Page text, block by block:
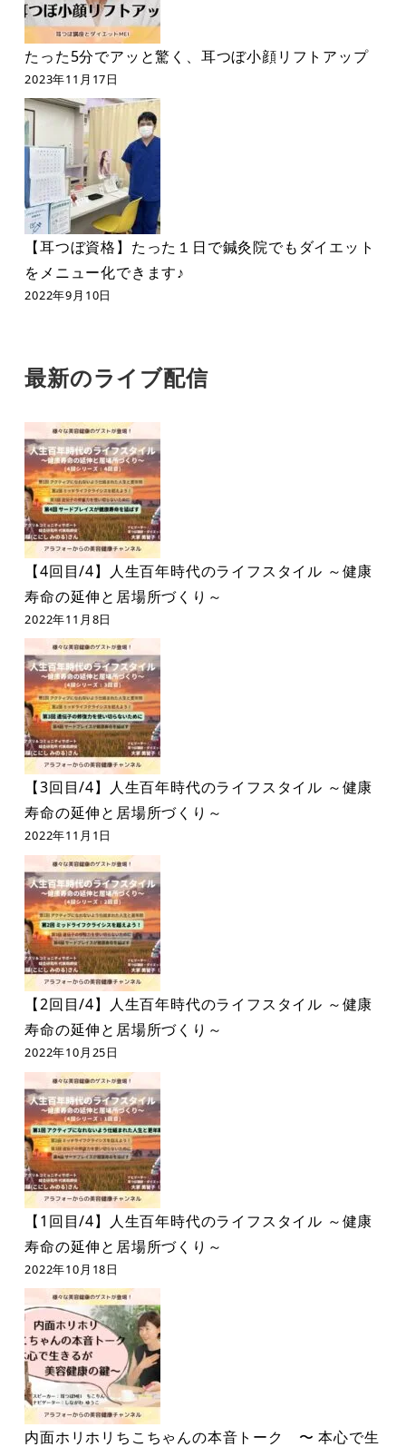
たった5分でアッと驚く、耳つぼ小顔リフトアップ
2023年11月17日
【耳つぼ資格】たった１日で鍼灸院でもダイエット
をメニュー化できます♪
2022年9月10日
最新のライブ配信
【4回目/4】人生百年時代のライフスタイル ～健康
寿命の延伸と居場所づくり～
2022年11月8日
【3回目/4】人生百年時代のライフスタイル ～健康
寿命の延伸と居場所づくり～
2022年11月1日
【2回目/4】人生百年時代のライフスタイル ～健康
寿命の延伸と居場所づくり～
2022年10月25日
【1回目/4】人生百年時代のライフスタイル ～健康
寿命の延伸と居場所づくり～
2022年10月18日
内面ホリホリちこちゃんの本音トーク 〜 本心で生